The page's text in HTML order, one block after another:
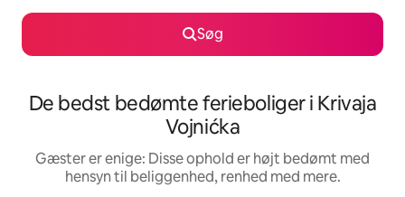
Søg
De bedst bedømte ferieboliger i Krivaja
Vojnićka
Gæster er enige: Disse ophold er højt bedømt med
hensyn til beliggenhed, renhed med mere.